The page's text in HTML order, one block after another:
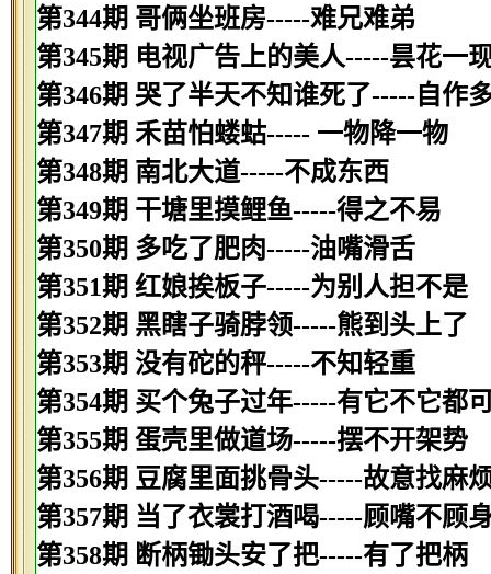
第344期 哥俩坐班房-----难兄难弟
第345期 电视广告上的美人-----昙花一
第346期 哭了半天不知谁死了-----自作
第347期 禾苗怕蝼蛄----- 一物降一物
第348期 南北大道-----不成东西
第349期 干塘里摸鲤鱼-----得之不易
第350期 多吃了肥肉-----油嘴滑舌
第351期 红娘挨板子-----为别人担不是
第352期 黑瞎子骑脖领-----熊到头上了
第353期 没有砣的秤-----不知轻重
第354期 买个兔子过年-----有它不它都
第355期 蛋壳里做道场-----摆不开架势
第356期 豆腐里面挑骨头-----故意找麻
第357期 当了衣裳打酒喝-----顾嘴不顾
第358期 断柄锄头安了把-----有了把柄